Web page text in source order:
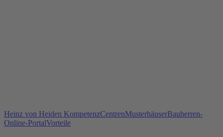
Heinz von Heiden KompetenzCentrenMusterhäuserBauherren-
Online-PortalVorteile